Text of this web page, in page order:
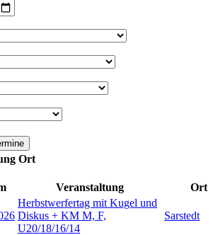
Ort
Veranstaltung Ort
Herbstwerfertag mit Kugel und
Diskus + KM M, F,
U20/18/16/14
Sarstedt